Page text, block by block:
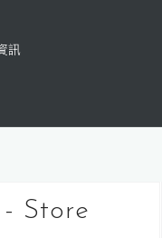
Store